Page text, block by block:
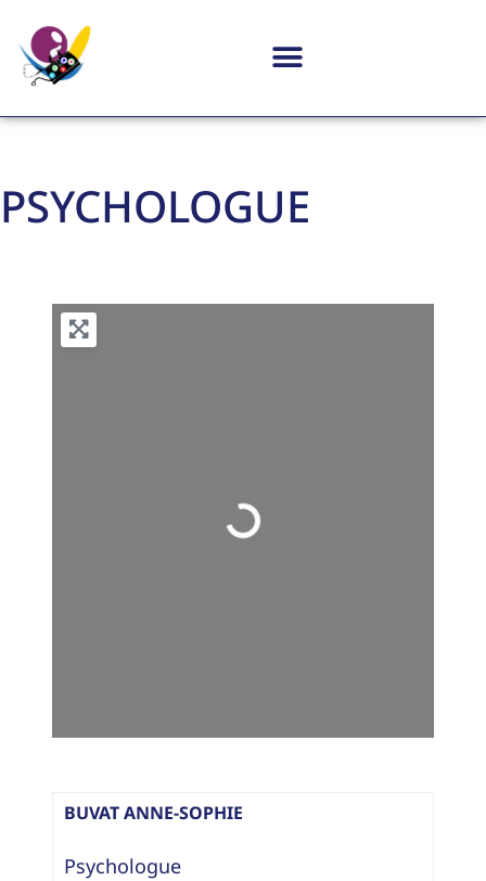
PSYCHOLOGUE
Loading...
BUVAT ANNE-SOPHIE
Psychologue